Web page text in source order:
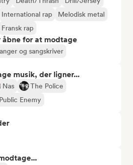
International rap
Melodisk metal
Fransk rap
åbne for at modtage
og sangskriver
musik, der ligner...
Nas
The Police
Public Enemy